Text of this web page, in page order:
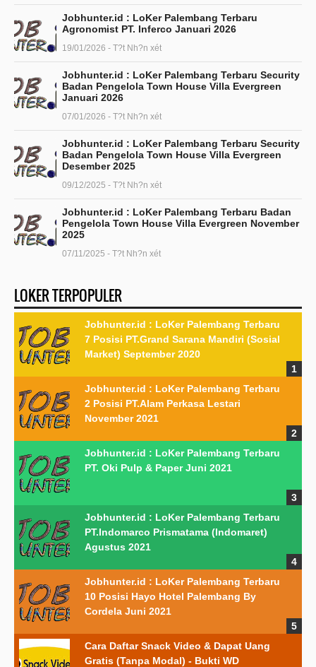
Jobhunter.id : LoKer Palembang Terbaru
Agronomist PT. Inferco Januari 2026
19/01/2026 - T?t Nh?n xét
Jobhunter.id : LoKer Palembang Terbaru Security
Badan Pengelola Town House Villa Evergreen
Januari 2026
07/01/2026 - T?t Nh?n xét
Jobhunter.id : LoKer Palembang Terbaru Security
Badan Pengelola Town House Villa Evergreen
Desember 2025
09/12/2025 - T?t Nh?n xét
Jobhunter.id : LoKer Palembang Terbaru Badan
Pengelola Town House Villa Evergreen November
2025
07/11/2025 - T?t Nh?n xét
LOKER TERPOPULER
Jobhunter.id : LoKer Palembang Terbaru
7 Posisi PT.Grand Sarana Mandiri (Sosial
Market) September 2020
Jobhunter.id : LoKer Palembang Terbaru
2 Posisi PT.Alam Perkasa Lestari
November 2021
Jobhunter.id : LoKer Palembang Terbaru
PT. Oki Pulp & Paper Juni 2021
Jobhunter.id : LoKer Palembang Terbaru
PT.Indomarco Prismatama (Indomaret)
Agustus 2021
Jobhunter.id : LoKer Palembang Terbaru
10 Posisi Hayo Hotel Palembang By
Cordela Juni 2021
Cara Daftar Snack Video & Dapat Uang
Gratis (Tanpa Modal) - Bukti WD